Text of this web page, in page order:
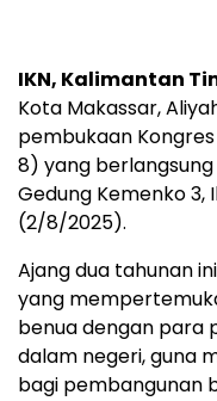
IKN, Kalimantan
Kota Makassar,
pembukaan
8) yang
Gedung Kemenko 3,
(2/8/2025).
Ajang dua tahunan
yang
benua dengan para
dalam negeri, guna
bagi pembangunan